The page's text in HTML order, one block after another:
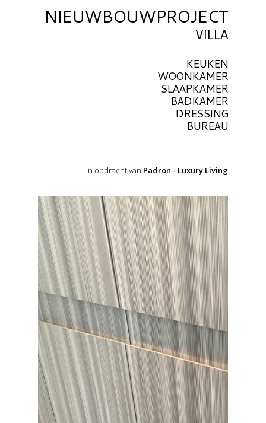
In opdracht van Padron - Luxury Living
NIEUWBOUWPROJECT
VILLA
KEUKEN
WOONKAMER
SLAAPKAMER
BADKAMER
DRESSING
BUREAU